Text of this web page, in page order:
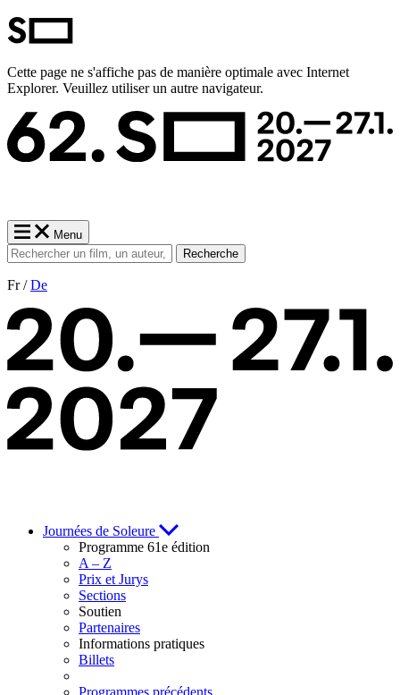
Cette page ne s'affiche pas de manière optimale avec Internet
Explorer. Veuillez utiliser un autre navigateur.
Menu
Recherche
Fr /De
Journées de Soleure
Programme 61e édition
A – Z
Prix et Jurys
Sections
Soutien
Partenaires
Informations pratiques
Billets
Programmes précédents